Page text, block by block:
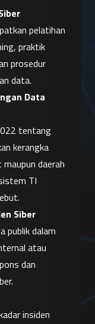
pelatihan
praktik
prosedur
data.
Data
tentang
kerangka
daerah
TI
Siber
publik dalam
atau
dan
insiden